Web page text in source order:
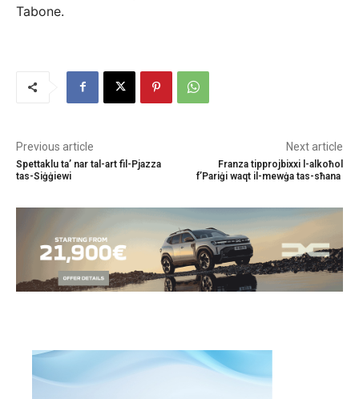
Tabone.
Previous article
Spettaklu ta’ nar tal-art fil-Pjazza
tas-Siġġiewi
Next article
Franza tipprojbixxi l-alkoħol
f’Pariġi waqt il-mewġa tas-sħana